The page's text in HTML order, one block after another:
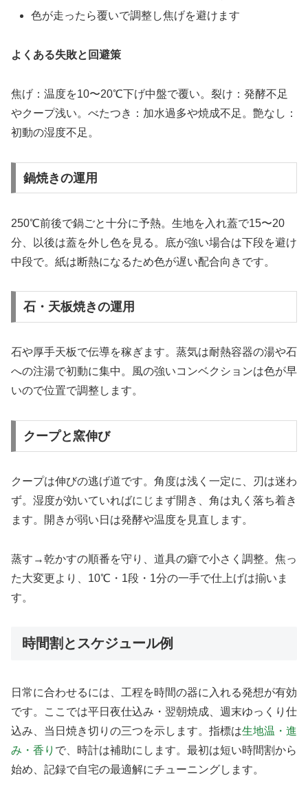
色が走ったら覆いで調整し焦げを避けます
よくある失敗と回避策
焦げ：温度を10〜20℃下げ中盤で覆い。裂け：発酵不足
やクープ浅い。べたつき：加水過多や焼成不足。艶なし：
初動の湿度不足。
鍋焼きの運用
250℃前後で鍋ごと十分に予熱。生地を入れ蓋で15〜20
分、以後は蓋を外し色を見る。底が強い場合は下段を避け
中段で。紙は断熱になるため色が遅い配合向きです。
石・天板焼きの運用
石や厚手天板で伝導を稼ぎます。蒸気は耐熱容器の湯や石
への注湯で初動に集中。風の強いコンベクションは色が早
いので位置で調整します。
クープと窯伸び
クープは伸びの逃げ道です。角度は浅く一定に、刃は迷わ
ず。湿度が効いていればにじまず開き、角は丸く落ち着き
ます。開きが弱い日は発酵や温度を見直します。
蒸す→乾かすの順番を守り、道具の癖で小さく調整。焦っ
た大変更より、10℃・1段・1分の一手で仕上げは揃いま
す。
時間割とスケジュール例
日常に合わせるには、工程を時間の器に入れる発想が有効
です。ここでは平日夜仕込み・翌朝焼成、週末ゆっくり仕
込み、当日焼き切りの三つを示します。指標は生地温・進
み・香り で、時計は補助にします。最初は短い時間割から
始め、記録で自宅の最適解にチューニングします。